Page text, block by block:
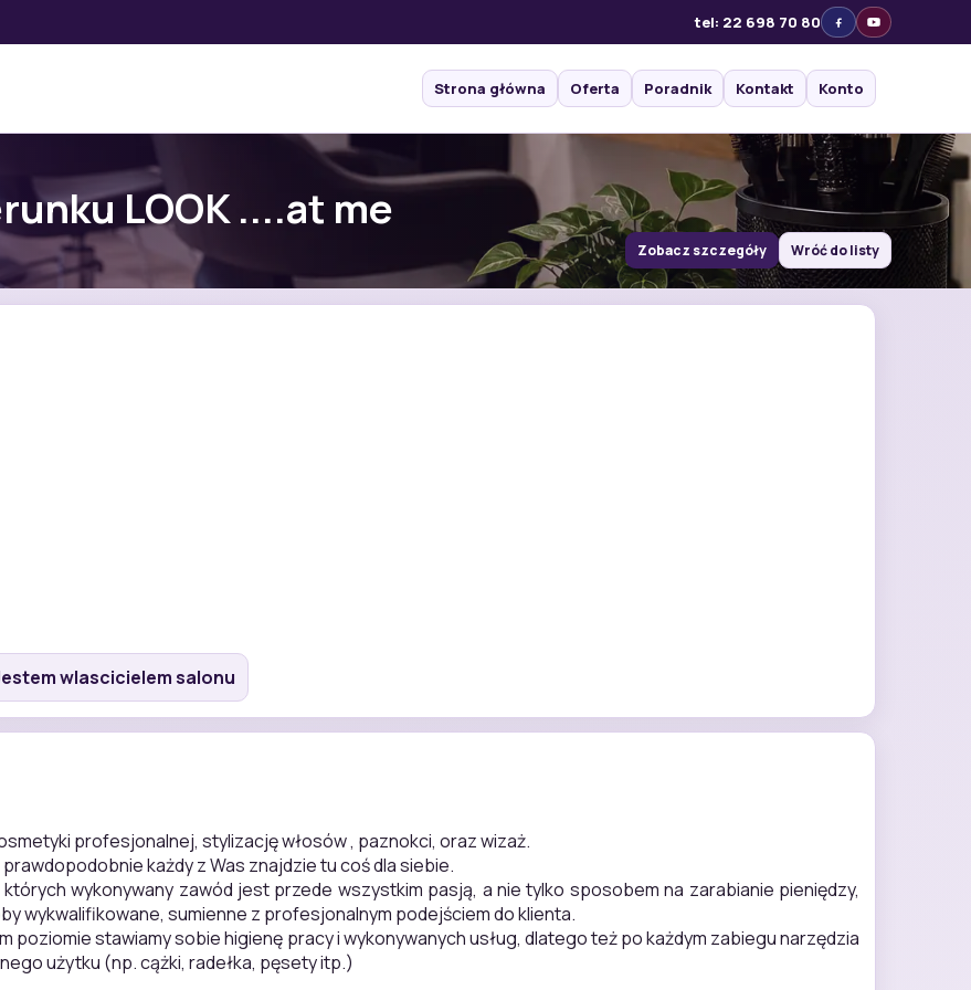
tel: 22 698 70 80
Strona główna Oferta Poradnik Kontakt Konto
LOOK ....at me
Zobacz szczegóły Wróć do listy
wlascicielem salonu
profesjonalnej, stylizację włosów , paznokci, oraz wizaż.
każdy z Was znajdzie tu coś dla siebie.
wykonywany zawód jest przede wszystkim pasją, a nie tylko sposobem na zarabianie pieniędzy,
wykwalifikowane, sumienne z profesjonalnym podejściem do klienta.
stawiamy sobie higienę pracy i wykonywanych usług, dlatego też po każdym zabiegu narzędzia
użytku (np. cążki, radełka, pęsety itp.)